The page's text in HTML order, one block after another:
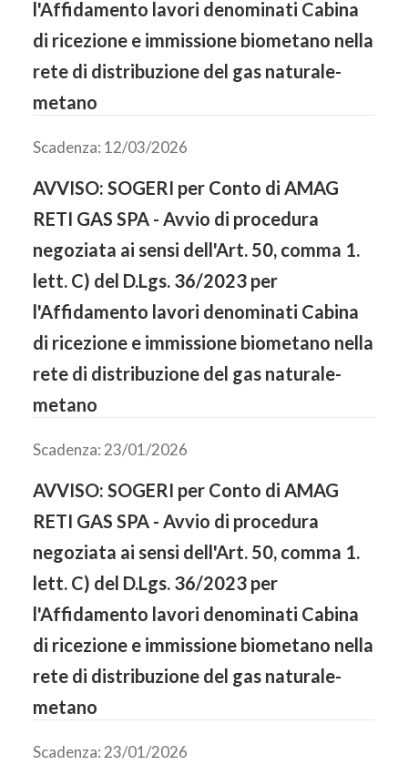
l'Affidamento lavori denominati Cabina
di ricezione e immissione biometano nella
rete di distribuzione del gas naturale-
metano
Scadenza: 12/03/2026
AVVISO: SOGERI per Conto di AMAG
RETI GAS SPA - Avvio di procedura
negoziata ai sensi dell'Art. 50, comma 1.
lett. C) del D.Lgs. 36/2023 per
l'Affidamento lavori denominati Cabina
di ricezione e immissione biometano nella
rete di distribuzione del gas naturale-
metano
Scadenza: 23/01/2026
AVVISO: SOGERI per Conto di AMAG
RETI GAS SPA - Avvio di procedura
negoziata ai sensi dell'Art. 50, comma 1.
lett. C) del D.Lgs. 36/2023 per
l'Affidamento lavori denominati Cabina
di ricezione e immissione biometano nella
rete di distribuzione del gas naturale-
metano
Scadenza: 23/01/2026